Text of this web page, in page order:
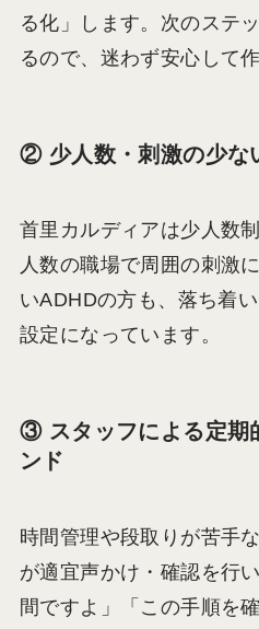
る化」します。次のステ
るので、迷わず安心して
② 少人数・刺激の少な
首里カルディアは少人数
人数の職場で周囲の刺激
いADHDの方も、落ち着
設定になっています。
③ スタッフによる定期
ンド
時間管理や段取りが苦手
が適宜声かけ・確認を行
間ですよ」「この手順を